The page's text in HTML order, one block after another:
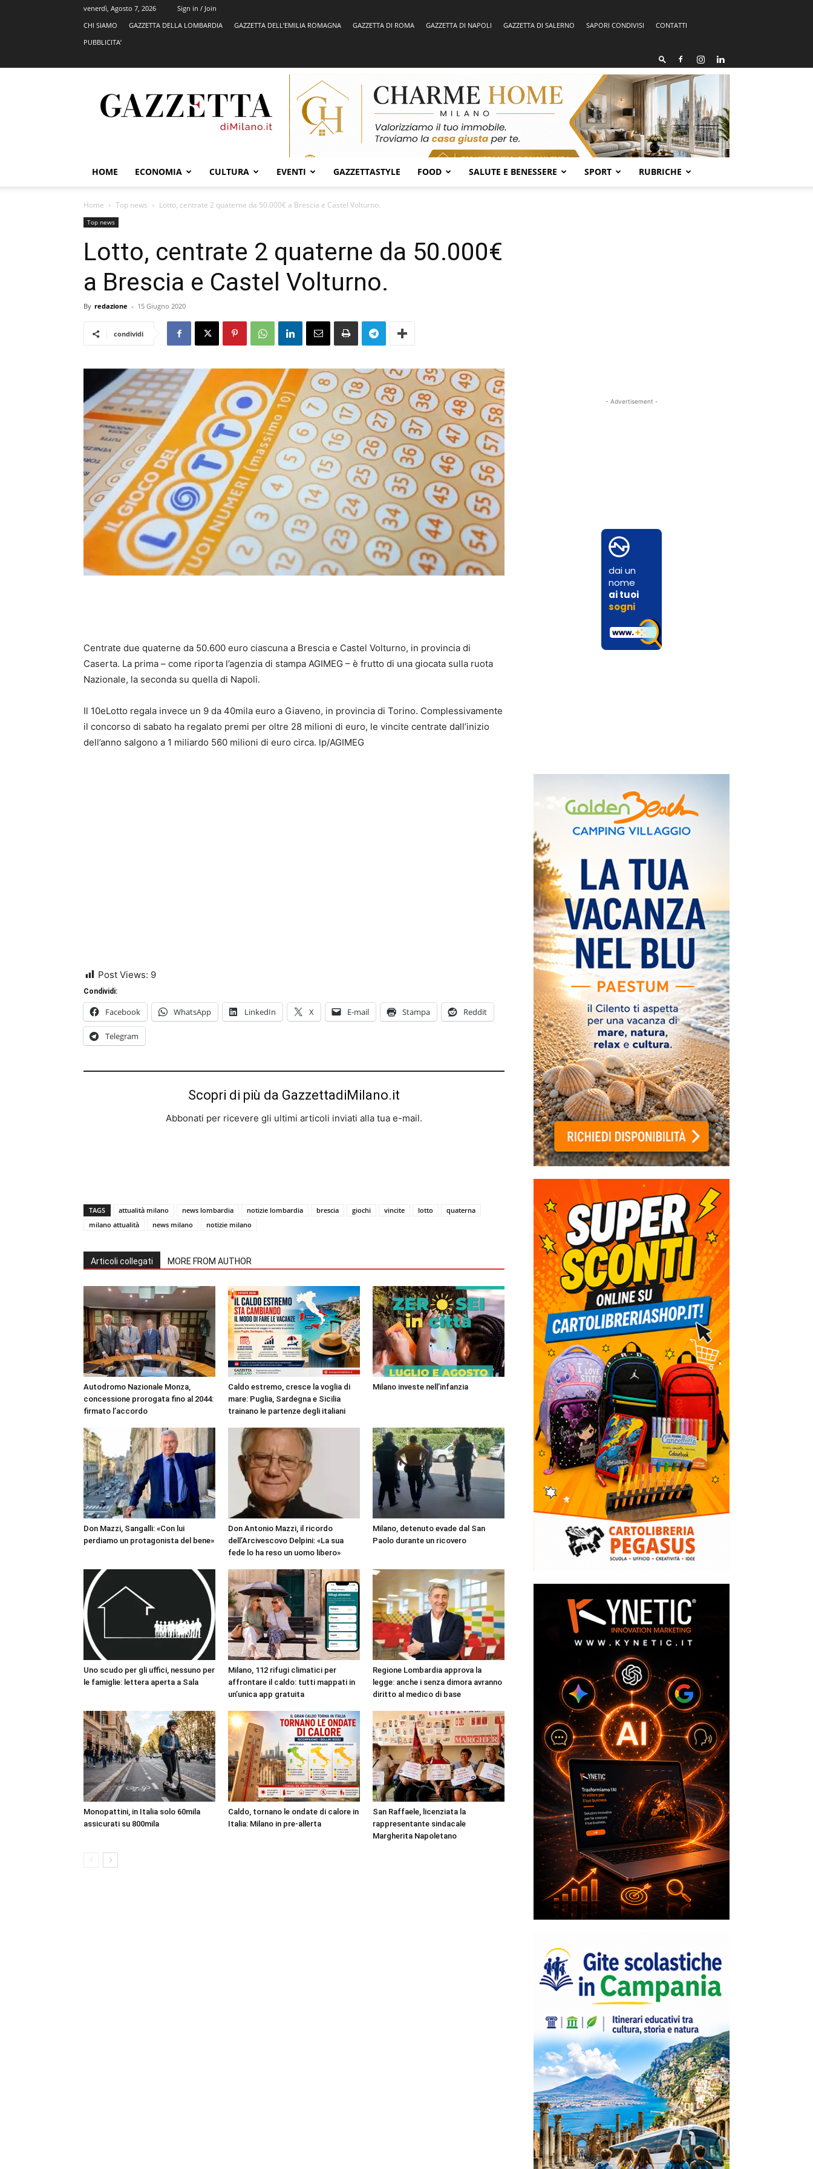
venerdì, Agosto 7, 2026
Sign in / Join
CHI SIAMO
GAZZETTA DELLA LOMBARDIA GAZZETTA DELL’EMILIA ROMAGNA GAZZETTA DI ROMA GAZZETTA DI NAPOLI GAZZETTA DI SALERNO SAPORI CONDIVISI
CONTATTI
PUBBLICITA’
HOME ECONOMIA CULTURA EVENTI GAZZETTASTYLE FOOD SALUTE E BENESSERE SPORT RUBRICHE
Home Top news Lotto, centrate 2 quaterne da 50.000€ a Brescia e Castel Volturno.
Top news
Lotto, centrate 2 quaterne da 50.000€
a Brescia e Castel Volturno.
By redazione - 15 Giugno 2020
condividi
Centrate due quaterne da 50.600 euro ciascuna a Brescia e Castel Volturno, in provincia di
Caserta. La prima – come riporta l’agenzia di stampa AGIMEG – è frutto di una giocata sulla ruota
Nazionale, la seconda su quella di Napoli.
Il 10eLotto regala invece un 9 da 40mila euro a Giaveno, in provincia di Torino. Complessivamente
il concorso di sabato ha regalato premi per oltre 28 milioni di euro, le vincite centrate dall’inizio
dell’anno salgono a 1 miliardo 560 milioni di euro circa. lp/AGIMEG
Post Views: 9
Condividi:
Facebook WhatsApp LinkedIn X E-mail Stampa Reddit
Telegram
Scopri di più da GazzettadiMilano.it
Abbonati per ricevere gli ultimi articoli inviati alla tua e-mail.
TAGS attualità milano news lombardia notizie lombardia brescia giochi vincite lotto
quaterna
milano attualità
news milano notizie milano
Articoli collegati MORE FROM AUTHOR
Autodromo Nazionale Monza,
concessione prorogata fino al 2044:
firmato l’accordo
Caldo estremo, cresce la voglia di
mare: Puglia, Sardegna e Sicilia
trainano le partenze degli italiani
Milano investe nell’infanzia
Don Mazzi, Sangalli: «Con lui
perdiamo un protagonista del bene»
Don Antonio Mazzi, il ricordo
dell’Arcivescovo Delpini: «La sua
fede lo ha reso un uomo libero»
Milano, detenuto evade dal San
Paolo durante un ricovero
Uno scudo per gli uffici, nessuno per
le famiglie: lettera aperta a Sala
Milano, 112 rifugi climatici per
affrontare il caldo: tutti mappati in
un’unica app gratuita
Regione Lombardia approva la
legge: anche i senza dimora avranno
diritto al medico di base
Monopattini, in Italia solo 60mila
assicurati su 800mila
Caldo, tornano le ondate di calore in
Italia: Milano in pre-allerta
San Raffaele, licenziata la
rappresentante sindacale
Margherita Napoletano
- Advertisement -